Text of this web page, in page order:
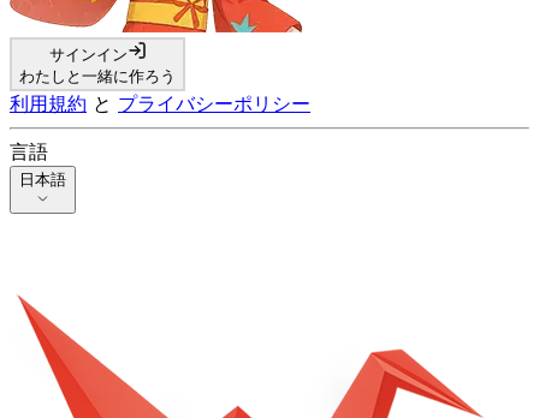
サインイン
わたしと一緒に作ろう
利用規約 と プライバシーポリシー
言語
日本語